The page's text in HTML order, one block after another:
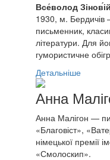
Все́волод
1930, м.
письменник,
літератури. Для
гумористичне
Детальніше
Анна
Анна Малігон —
«Благовіст»,
німецької премії
«Смолоскип».